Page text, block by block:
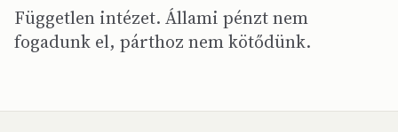
Független intézet. Állami pénzt nem
fogadunk el, párthoz nem kötődünk.